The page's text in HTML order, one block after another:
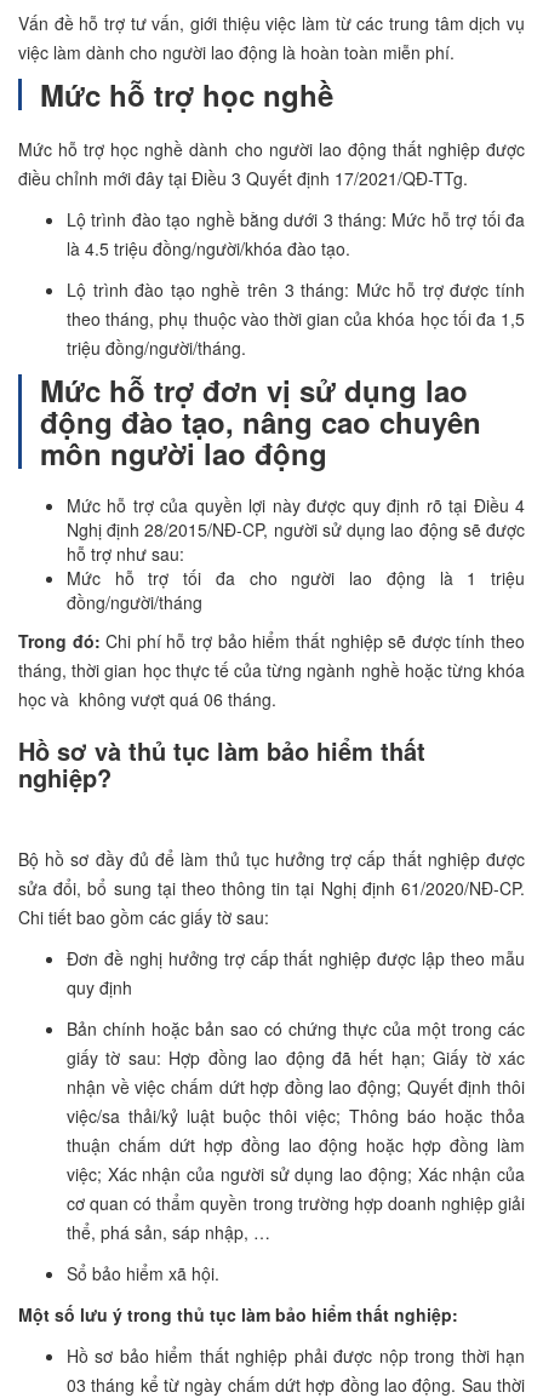
Vấn đề hỗ trợ tư vấn, giới thiệu việc làm từ các trung tâm dịch vụ
việc làm dành cho người lao động là hoàn toàn miễn phí.
Mức hỗ trợ học nghề
Mức hỗ trợ học nghề dành cho người lao động thất nghiệp được
điều chỉnh mới đây tại Điều 3 Quyết định 17/2021/QĐ-TTg.
Lộ trình đào tạo nghề bằng dưới 3 tháng: Mức hỗ trợ tối đa
là 4.5 triệu đồng/người/khóa đào tạo.
Lộ trình đào tạo nghề trên 3 tháng: Mức hỗ trợ được tính
theo tháng, phụ thuộc vào thời gian của khóa học tối đa 1,5
triệu đồng/người/tháng.
Mức hỗ trợ đơn vị sử dụng lao
động đào tạo, nâng cao chuyên
môn người lao động
Mức hỗ trợ của quyền lợi này được quy định rõ tại Điều 4
Nghị định 28/2015/NĐ-CP, người sử dụng lao động sẽ được
hỗ trợ như sau:
Mức hỗ trợ tối đa cho người lao động là 1 triệu
đồng/người/tháng
Trong đó:Chi phí hỗ trợ bảo hiểm thất nghiệp sẽ được tính theo
tháng, thời gian học thực tế của từng ngành nghề hoặc từng khóa
học và không vượt quá 06 tháng.
Hồ sơ và thủ tục làm bảo hiểm thất
nghiệp?
Bộ hồ sơ đầy đủ để làm thủ tục hưởng trợ cấp thất nghiệp được
sửa đổi, bổ sung tại theo thông tin tại Nghị định 61/2020/NĐ-CP.
Chi tiết bao gồm các giấy tờ sau:
Đơn đề nghị hưởng trợ cấp thất nghiệp được lập theo mẫu
quy định
Bản chính hoặc bản sao có chứng thực của một trong các
giấy tờ sau: Hợp đồng lao động đã hết hạn; Giấy tờ xác
nhận về việc chấm dứt hợp đồng lao động; Quyết định thôi
việc/sa thải/kỷ luật buộc thôi việc; Thông báo hoặc thỏa
thuận chấm dứt hợp đồng lao động hoặc hợp đồng làm
việc; Xác nhận của người sử dụng lao động; Xác nhận của
cơ quan có thẩm quyền trong trường hợp doanh nghiệp giải
thể, phá sản, sáp nhập, …
Sổ bảo hiểm xã hội.
Một số lưu ý trong thủ tục làm bảo hiểm thất nghiệp:
Hồ sơ bảo hiểm thất nghiệp phải được nộp trong thời hạn
03 tháng kể từ ngày chấm dứt hợp đồng lao động. Sau thời